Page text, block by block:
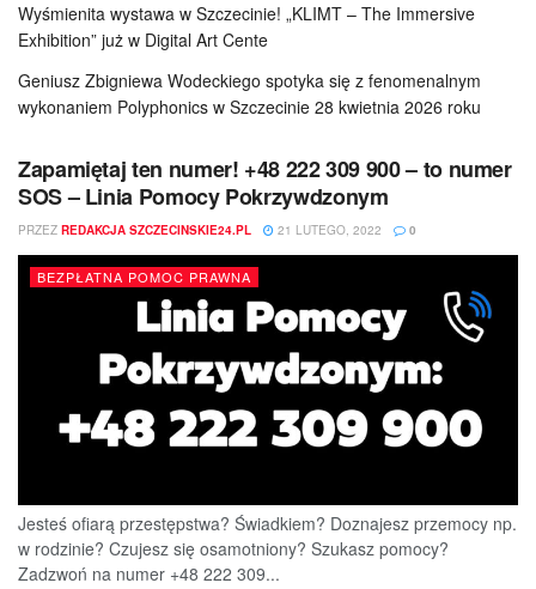
Wyśmienita wystawa w Szczecinie! „KLIMT – The Immersive
Exhibition” już w Digital Art Cente
Geniusz Zbigniewa Wodeckiego spotyka się z fenomenalnym
wykonaniem Polyphonics w Szczecinie 28 kwietnia 2026 roku
Zapamiętaj ten numer! +48 222 309 900 – to numer
SOS – Linia Pomocy Pokrzywdzonym
PRZEZ REDAKCJA SZCZECINSKIE24.PL 21 LUTEGO, 2022 0
BEZPŁATNA POMOC PRAWNA
Jesteś ofiarą przestępstwa? Świadkiem? Doznajesz przemocy np.
w rodzinie? Czujesz się osamotniony? Szukasz pomocy?
Zadzwoń na numer +48 222 309...